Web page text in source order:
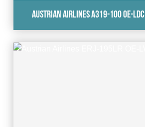
Austrian Airlines A319-100 OE-LDC